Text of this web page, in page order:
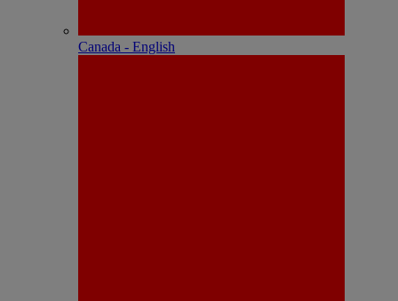
Canada - English